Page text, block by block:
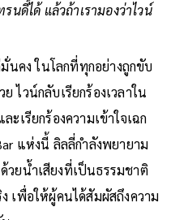
นดี้ได้ แล้วถ้าเรามองว่าไวน์
คง ในโลกที่ทุกอย่างถูกขับ
ไวน์กลับเรียกร้องเวลาใน
ะเรียกร้องความเข้าใจเฉก
แห่งนี้ ลิลลี่กำลังพยายาม
วยน้ำเสียงที่เป็นธรรมชาติ
เพื่อให้ผู้คนได้สัมผัสถึงความ